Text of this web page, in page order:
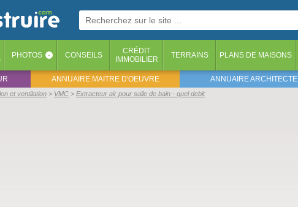
PHOTOS ‹ CONSEILS
CRÉDIT
IMMOBILIER
TERRAINS PLANS DE MAISONS
ANNUAIRE MAITRE D'OEUVRE ANNUAIRE ARCHITECTE
et ventilation VMC Extracteur air pour salle de bain - quel debit